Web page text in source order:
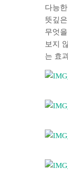
다능
뜻깊
무엇
보지
는 효